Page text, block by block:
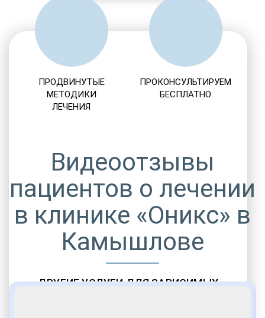
ДРУГИЕ УСЛУГИ ДЛЯ ЗАВИСИМЫХ
ПРОДВИНУТЫЕ
МЕТОДИКИ
ЛЕЧЕНИЯ
ПРОКОНСУЛЬТИРУЕМ
БЕСПЛАТНО
Видеоотзывы
пациентов о лечении
в клинике «Оникс» в
Камышлове